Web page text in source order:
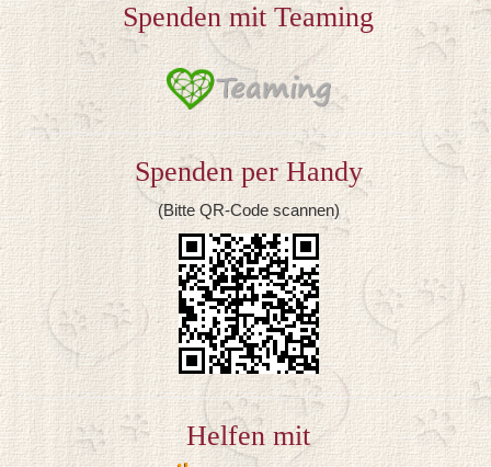
Spenden mit Teaming
Spenden per Handy
(Bitte QR-Code scannen)
Helfen mit